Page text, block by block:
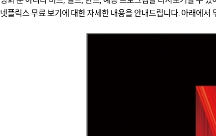
넷플릭스 무료 보기에 대한 자세한 내용을 안내드립니다. 아래에서